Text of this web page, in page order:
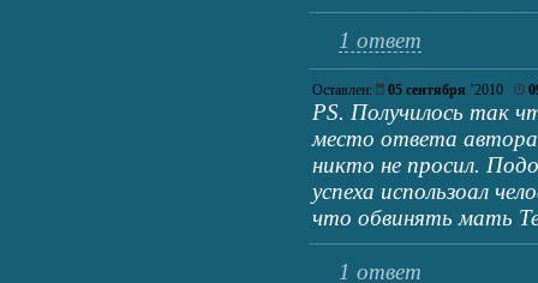
1 ответ
Оставлен: 05 сентября ’2010
PS. Получилось так
место ответа
никто не просил.
успеха использоал
что обвинять мать
1 ответ